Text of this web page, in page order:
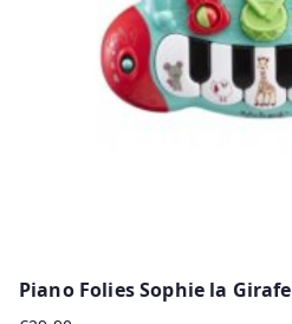
Piano Folies Sophie la Girafe